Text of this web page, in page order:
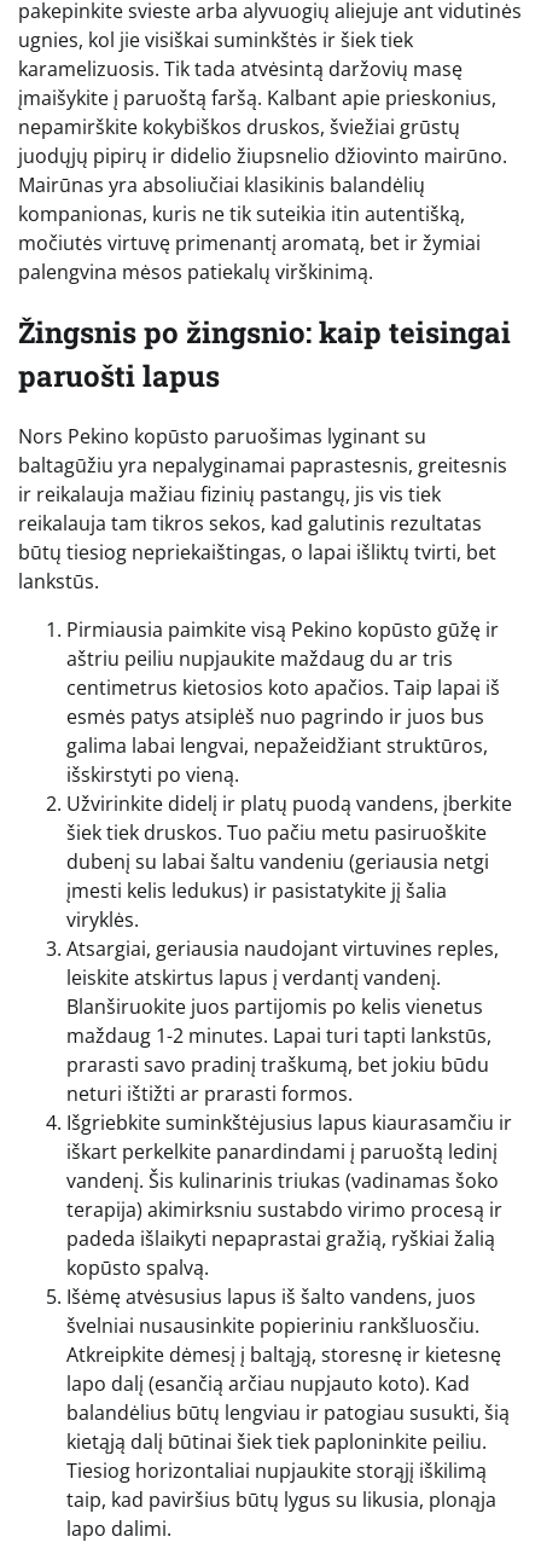
pakepinkite svieste arba alyvuogių aliejuje ant vidutinės
ugnies, kol jie visiškai suminkštės ir šiek tiek
karamelizuosis. Tik tada atvėsintą daržovių masę
įmaišykite į paruoštą faršą. Kalbant apie prieskonius,
nepamirškite kokybiškos druskos, šviežiai grūstų
juodųjų pipirų ir didelio žiupsnelio džiovinto mairūno.
Mairūnas yra absoliučiai klasikinis balandėlių
kompanionas, kuris ne tik suteikia itin autentišką,
močiutės virtuvę primenantį aromatą, bet ir žymiai
palengvina mėsos patiekalų virškinimą.
Žingsnis po žingsnio: kaip teisingai
paruošti lapus
Nors Pekino kopūsto paruošimas lyginant su
baltagūžiu yra nepalyginamai paprastesnis, greitesnis
ir reikalauja mažiau fizinių pastangų, jis vis tiek
reikalauja tam tikros sekos, kad galutinis rezultatas
būtų tiesiog nepriekaištingas, o lapai išliktų tvirti, bet
lankstūs.
Pirmiausia paimkite visą Pekino kopūsto gūžę ir
aštriu peiliu nupjaukite maždaug du ar tris
centimetrus kietosios koto apačios. Taip lapai iš
esmės patys atsiplėš nuo pagrindo ir juos bus
galima labai lengvai, nepažeidžiant struktūros,
išskirstyti po vieną.
Užvirinkite didelį ir platų puodą vandens, įberkite
šiek tiek druskos. Tuo pačiu metu pasiruoškite
dubenį su labai šaltu vandeniu (geriausia netgi
įmesti kelis ledukus) ir pasistatykite jį šalia
viryklės.
Atsargiai, geriausia naudojant virtuvines reples,
leiskite atskirtus lapus į verdantį vandenį.
Blanširuokite juos partijomis po kelis vienetus
maždaug 1-2 minutes. Lapai turi tapti lankstūs,
prarasti savo pradinį traškumą, bet jokiu būdu
neturi ištižti ar prarasti formos.
Išgriebkite suminkštėjusius lapus kiaurasamčiu ir
iškart perkelkite panardindami į paruoštą ledinį
vandenį. Šis kulinarinis triukas (vadinamas šoko
terapija) akimirksniu sustabdo virimo procesą ir
padeda išlaikyti nepaprastai gražią, ryškiai žalią
kopūsto spalvą.
Išėmę atvėsusius lapus iš šalto vandens, juos
švelniai nusausinkite popieriniu rankšluosčiu.
Atkreipkite dėmesį į baltąją, storesnę ir kietesnę
lapo dalį (esančią arčiau nupjauto koto). Kad
balandėlius būtų lengviau ir patogiau susukti, šią
kietąją dalį būtinai šiek tiek paploninkite peiliu.
Tiesiog horizontaliai nupjaukite storąjį iškilimą
taip, kad paviršius būtų lygus su likusia, plonąja
lapo dalimi.